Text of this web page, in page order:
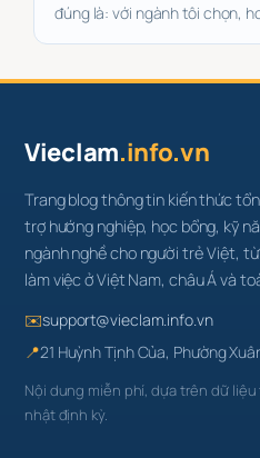
đúng là: với ngành tôi chọn,
Vieclam.info.vn
Trang blog thông tin kiến thức
trợ hướng nghiệp, học bổng, kỹ
ngành nghề cho người trẻ Việt,
làm việc ở Việt Nam, châu Á và
✉️support@vieclam.info.vn
📍21 Huỳnh Tịnh Của, Phường
Nội dung miễn phí, dựa trên dữ
nhật định kỳ.